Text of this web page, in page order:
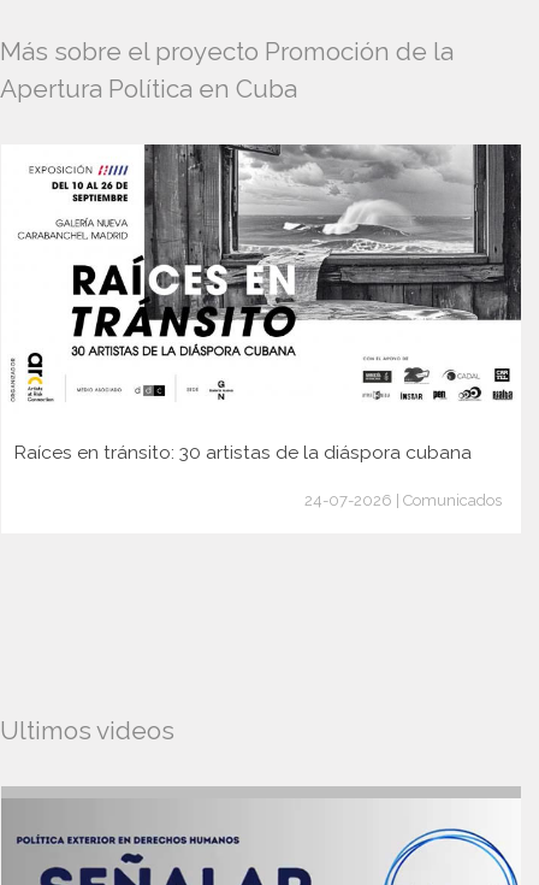
Más sobre el proyecto Promoción de la
Apertura Política en Cuba
Raíces en tránsito: 30 artistas de la diáspora cubana
24-07-2026 | Comunicados
Ultimos videos